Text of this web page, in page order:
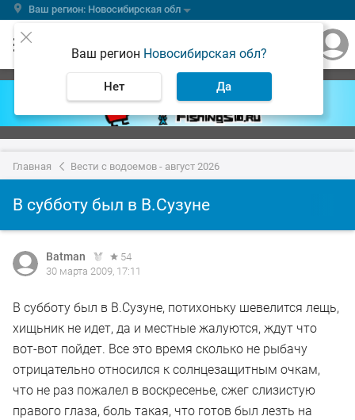
Ваш регион: Новосибирская обл
Ваш регион Новосибирская обл?
Нет Да
Главная Вести с водоемов - август 2026
В субботу был в В.Сузуне
Batman
54
30 марта 2009, 17:11
В субботу был в В.Сузуне, потихоньку шевелится лещь,
хищьник не идет, да и местные жалуются, ждут что
вот-вот пойдет. Все это время сколько не рыбачу
отрицательно относился к солнцезащитным очкам,
что не раз пожалел в воскресенье, сжег слизистую
правого глаза, боль такая, что готов был лезть на